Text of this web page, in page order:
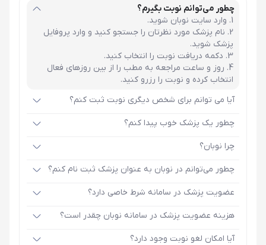
چطور می‌توانم نوبت بگیرم؟
وارد سایت نوبان شوید.
نام پزشک مورد نظرتان را جستجو کنید و وارد پروفایل
پزشک شوید.
دکمه دریافت نوبت را انتخاب کنید.
روز و ساعت مراجعه به مطب را از بین روزهای فعال
انتخاب کرده و نوبت را رزرو کنید.
آیا می توانم برای شخص دیگری نوبت ثبت کنم؟
چطور یک پزشک خوب پیدا کنم؟
چرا نوبان؟
چطور می‌توانم در نوبان به عنوان پزشک ثبت نام کنم؟
عضویت پزشک در سامانه شرط خاصی دارد؟
هزینه عضویت پزشک در سامانه نوبان چقدر است؟
آیا امکان لغو نوبت وجود دارد؟